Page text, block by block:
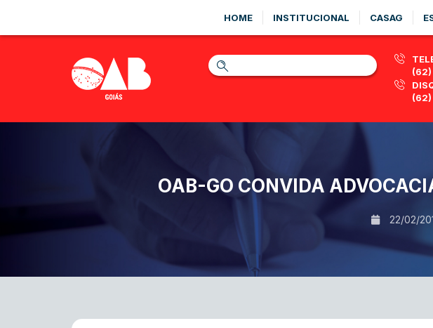
HOME INSTITUCIONAL CASAG
OAB-GO CONVIDA
22/02/